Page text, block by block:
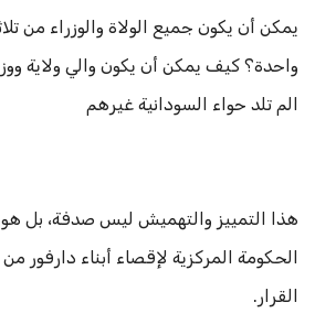
يمكن أن يكون جميع الولاة والوزراء من
واحدة؟ كيف يمكن أن يكون والي ولاية
الم تلد حواء السودانية غيرهم
هذا التمييز والتهميش ليس صدفة، بل
الحكومة المركزية لإقصاء أبناء دارفور
القرار.